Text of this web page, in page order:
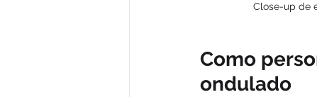
Close-up de
Como
ondulado